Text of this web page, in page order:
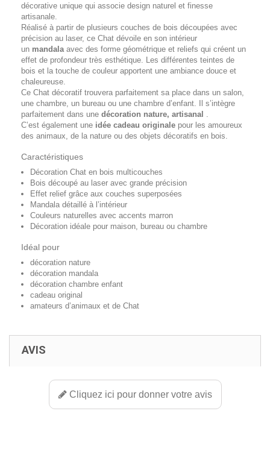
décorative unique qui associe design naturel et finesse
artisanale.
Réalisé à partir de plusieurs couches de bois découpées avec
précision au laser, ce Chat dévoile en son intérieur
un mandalaavec des forme géométrique et reliefs qui créent un
effet de profondeur très esthétique. Les différentes teintes de
bois et la touche de couleur apportent une ambiance douce et
chaleureuse.
Ce Chat décoratif trouvera parfaitement sa place dans un salon,
une chambre, un bureau ou une chambre d’enfant. Il s’intègre
parfaitement dans une décoration nature, artisanal .
C’est également une idée cadeau originale pour les amoureux
des animaux, de la nature ou des objets décoratifs en bois.
Caractéristiques
Décoration Chat en bois multicouches
Bois découpé au laser avec grande précision
Effet relief grâce aux couches superposées
Mandala détaillé à l’intérieur
Couleurs naturelles avec accents marron
Décoration idéale pour maison, bureau ou chambre
Idéal pour
décoration nature
décoration mandala
décoration chambre enfant
cadeau original
amateurs d’animaux et de Chat
AVIS
Cliquez ici pour donner votre avis